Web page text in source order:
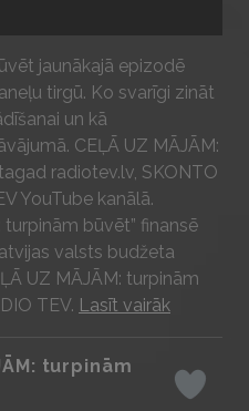
jaunākajā epizodē
tirgū. Ko svarīgi zināt
un kā
CEĻĀ UZ MĀJĀM:
radiotev.lv, SKONTO
YouTube kanālā.
turpinām būvēt” finansē
valsts budžeta
UZ MĀJĀM: turpinām
TEV. Lasīt vairāk
turpinām